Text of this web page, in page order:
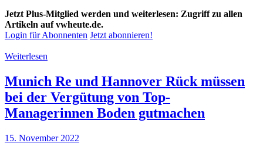
Jetzt Plus-Mitglied werden und weiterlesen: Zugriff zu allen
Artikeln auf vwheute.de.
Login für Abonnenten Jetzt abonnieren!
Weiterlesen
Munich Re und Hannover Rück müssen
bei der Vergütung von Top-
Managerinnen Boden gutmachen
15. November 2022